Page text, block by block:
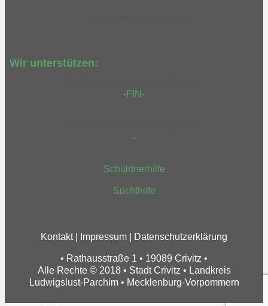
Wir unterstützen:
-FIN-
-
Schuldnerhilfe
Suchthilfe
Kontakt| Impressum Datenschutzerklärung
• Rathausstraße 1 • 19089 Crivitz •
Alle Rechte © 2018 • Stadt Crivitz • Landkreis
Ludwigslust-Parchim • Mecklenburg-Vorpommern